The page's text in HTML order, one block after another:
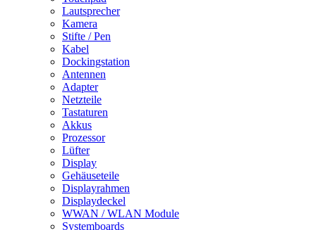
Lautsprecher
Kamera
Stifte / Pen
Kabel
Dockingstation
Antennen
Adapter
Netzteile
Tastaturen
Akkus
Prozessor
Lüfter
Display
Gehäuseteile
Displayrahmen
Displaydeckel
WWAN / WLAN Module
Systemboards